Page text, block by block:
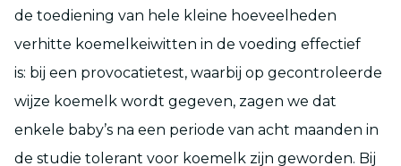
de toediening van hele kleine hoeveelheden
verhitte koemelkeiwitten in de voeding effectief
is: bij een provocatietest, waarbij op gecontroleerde
wijze koemelk wordt gegeven, zagen we dat
enkele baby’s na een periode van acht maanden in
de studie tolerant voor koemelk zijn geworden. Bij